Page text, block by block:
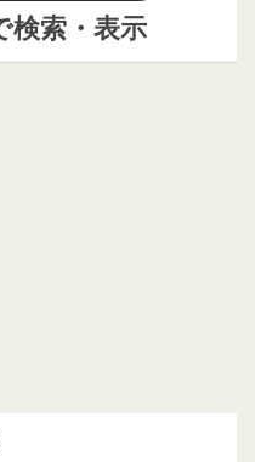
検索・表示